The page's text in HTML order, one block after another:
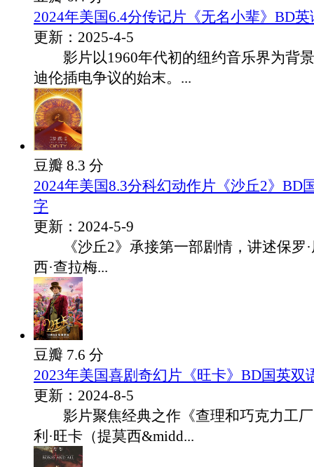
2024年美国6.4分传记片《无名小辈》BD
更新：2025-4-5
影片以1960年代初的纽约音乐界为背景
迪伦插电争议的始末。...
豆瓣 8.3 分
2024年美国8.3分科幻动作片《沙丘2》BD
字
更新：2024-5-9
《沙丘2》承接第一部剧情，讲述保罗·
西·查拉梅...
豆瓣 7.6 分
2023年美国喜剧奇幻片《旺卡》BD国英双
更新：2024-8-5
影片聚焦经典之作《查理和巧克力工厂
利·旺卡（提莫西&midd...